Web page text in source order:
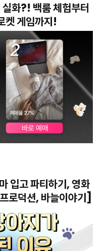
화?! 백룸 체험부터
켓 게임까지!
입고 파티하기, 영화
로덕션, 바늘이야기]